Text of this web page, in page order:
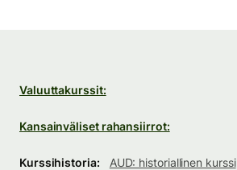
Valuuttakurssit:
Kansainväliset rahansiirrot:
Kurssihistoria:
AUD: historiallinen kurssi